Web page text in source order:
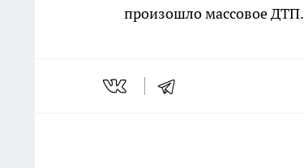
произошло массовое ДТП.